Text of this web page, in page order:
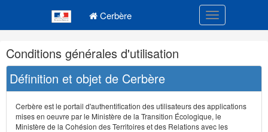
Cerbère Toggle
Navigation
et
outils
annexes
Conditions générales d'utilisation
Définition et objet de Cerbère
Cerbère est le portail d'authentification des utilisateurs des applications
mises en oeuvre par le Ministère de la Transition Écologique, le
Ministère de la Cohésion des Territoires et des Relations avec les